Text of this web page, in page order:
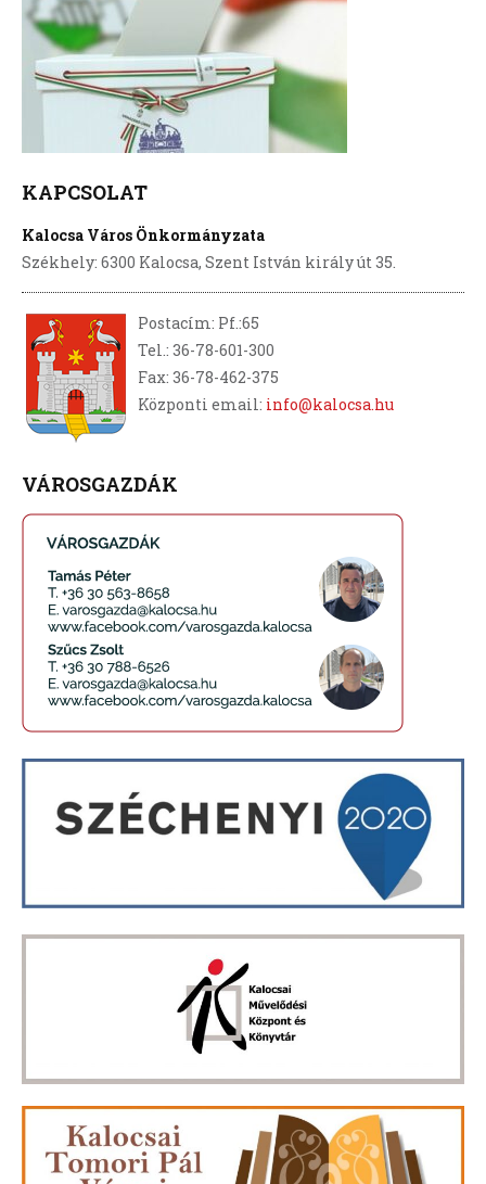
KAPCSOLAT
Kalocsa Város Önkormányzata
Székhely: 6300 Kalocsa, Szent István király út 35.
Postacím: Pf.:65
Tel.: 36-78-601-300
Fax: 36-78-462-375
Központi email: info@kalocsa.hu
VÁROSGAZDÁK